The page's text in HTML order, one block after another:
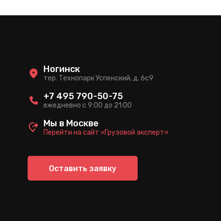
Оставить заявку
тер. Технопарк Успенский, д. 6c9
Ногинск
ежедневно с 9:00 до 21:00
+7 495 790-50-75
Перейти на сайт «Грузовой эксперт»
Мы в Москве